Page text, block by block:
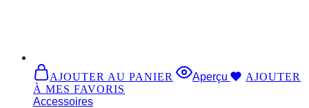
AJOUTER AU PANIER Aperçu
AJOUTER
À MES FAVORIS
Accessoires